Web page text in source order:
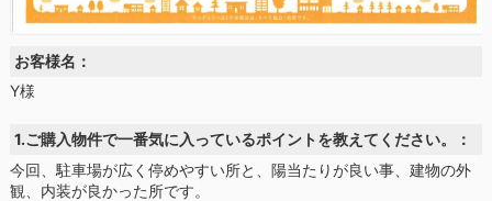
お客様名：
Y様
1.ご購入物件で一番気に入っているポイントを教えてください。：
今回、駐車場が広く停めやすい所と、陽当たりが良い事、建物の外
観、内装が良かった所です。